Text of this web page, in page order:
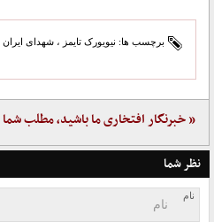
برچسب ها: نیویورک تایمز ، شهدای ایران
« خبرنگار افتخاری ما باشید، مطلب
نظر شما
نام